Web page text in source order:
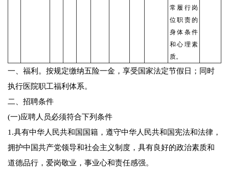
常履行岗
位职责的
身体条件
和心理素
质。
一、福利。按规定缴纳五险一金，享受国家法定节假日；同时
执行医院职工福利体系。
二、招聘条件
(一)应聘人员必须符合下列条件
1.具有中华人民共和国国籍，遵守中华人民共和国宪法和法律，
拥护中国共产党领导和社会主义制度，具有良好的政治素质和
道德品行，爱岗敬业，事业心和责任感强。